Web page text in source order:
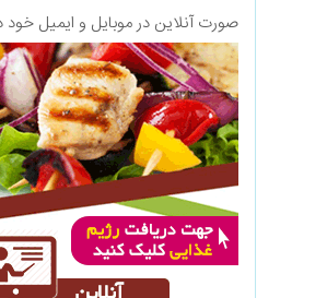
صورت آنلاین در موبایل و ایمیل خود